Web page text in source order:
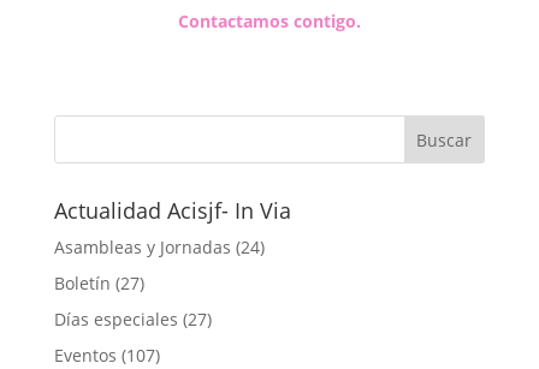
Contactamos contigo.
Actualidad Acisjf- In Via
Asambleas y Jornadas (24)
Boletín (27)
Días especiales (27)
Eventos (107)